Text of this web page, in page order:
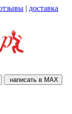
| доставка
написать в МАХ